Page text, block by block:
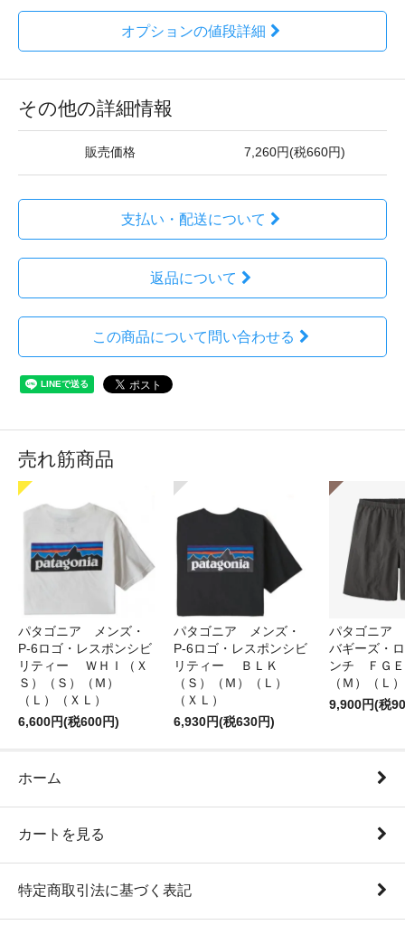
オプションの値段詳細
その他の詳細情報
販売価格 7,260円(税660円)
支払い・配送について
返品について
この商品について問い合わせる
売れ筋商品
パタゴニア メンズ・
P-6ロゴ・レスポンシビ
リティー ＷＨＩ（Ｘ
Ｓ）（Ｓ）（Ｍ）
（Ｌ）（ＸＬ）
6,600円(税600円)
パタゴニア メンズ・
P-6ロゴ・レスポンシビ
リティー ＢＬＫ
（Ｓ）（Ｍ）（Ｌ）
（ＸＬ）
6,930円(税630円)
パタゴニア
バギーズ・
ンチ ＦＧ
（Ｍ）（Ｌ
9,900円(税
ホーム
カートを見る
特定商取引法に基づく表記